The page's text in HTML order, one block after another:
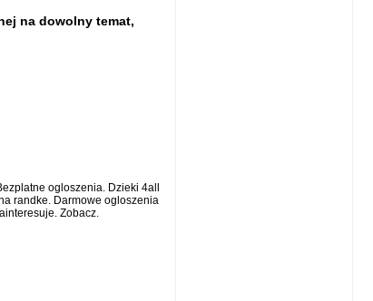
na dowolny temat,
ogloszenia. Dzieki 4all
randke. Darmowe ogloszenia
Zobacz.